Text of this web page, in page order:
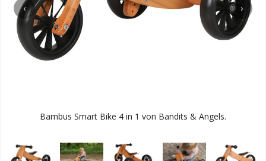
‹ ›
Bambus Smart Bike 4 in 1 von Bandits & Angels.